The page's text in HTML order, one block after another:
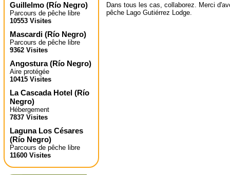
Guillelmo (Río Negro)
Parcours de pêche libre
10553 Visites
Mascardi (Río Negro)
Parcours de pêche libre
9362 Visites
Angostura(Río Negro)
Aire protégée
10415 Visites
La Cascada Hotel (Río
Negro)
Hébergement
7837 Visites
Laguna Los Césares
(Río Negro)
Parcours de pêche libre
11600 Visites
Dans tous les cas, collaborez. Merci
pêche Lago Gutiérrez Lodge.